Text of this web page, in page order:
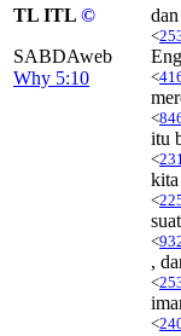
TL ITL ©
SABDAweb
Why 5:10
dan
<
<
<
itu
<
kita
<
<
,
<
<